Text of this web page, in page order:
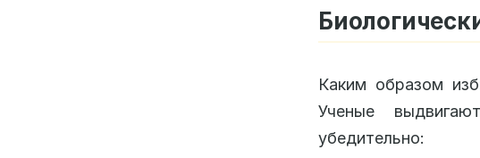
Каким образом
Ученые
убедительно: